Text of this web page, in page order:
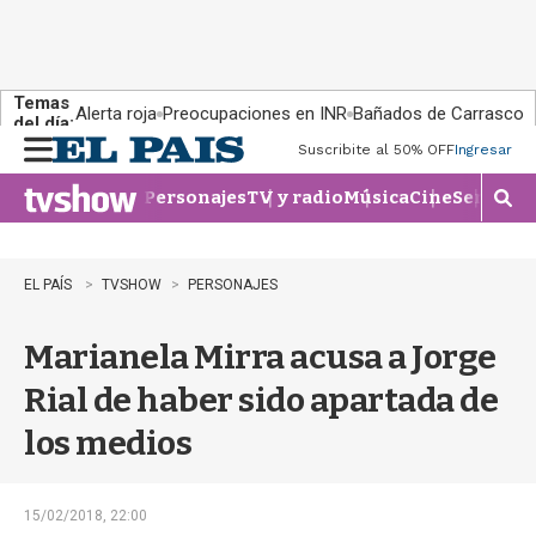
Temas
del día:Alerta roja Preocupaciones en INR Bañados de Carrasco
n
u
Suscribite al 50% OFFIngresar
PersonajesTV y radioMúsicaCineSeries
M
o
EL PAÍS TVSHOW PERSONAJES
Marianela Mirra acusa a Jorge
Rial de haber sido apartada de
los medios
15/02/2018, 22:00